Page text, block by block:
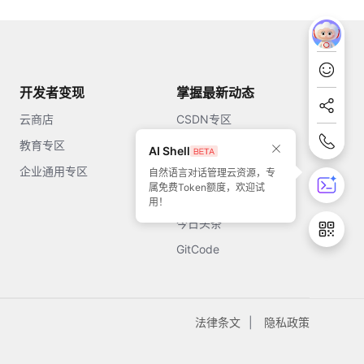
开发者变现
云商店
教育专区
企业通用专区
掌握最新动态
CSDN专区
知乎
开源中国
今日头条
GitCode
法律条文 隐私政策
AI Shell
自然语言对话管理云资源，专
属免费Token额度，欢迎试
用！